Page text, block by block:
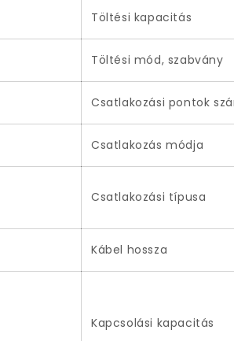
Töltési kapacitás
Töltési mód, szabvány
Csatlakozási pontok
Csatlakozás módja
Csatlakozási típusa
Kábel hossza
Kapcsolási kapacitás